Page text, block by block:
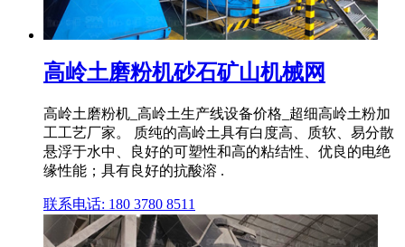
高岭土磨粉机砂石矿山机械网
高岭土磨粉机_高岭土生产线设备价格_超细高岭土粉加
工工艺厂家。 质纯的高岭土具有白度高、质软、易分散
悬浮于水中、良好的可塑性和高的粘结性、优良的电绝
缘性能；具有良好的抗酸溶 .
联系电话: 180 3780 8511